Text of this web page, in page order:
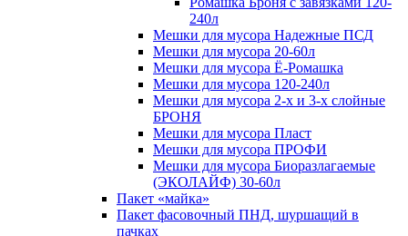
240л
Мешки для мусора Надежные ПСД
Мешки для мусора 20-60л
Мешки для мусора Ё-Ромашка
Мешки для мусора 120-240л
Мешки для мусора 2-х и 3-х слойные
БРОНЯ
Мешки для мусора Пласт
Мешки для мусора ПРОФИ
Мешки для мусора Биоразлагаемые
(ЭКОЛАЙФ) 30-60л
Пакет «майка»
Пакет фасовочный ПНД, шуршащий в
пачках